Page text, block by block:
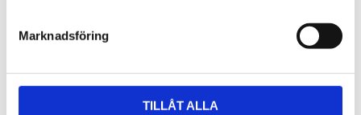
Marknadsföring
TILLÅT ALLA